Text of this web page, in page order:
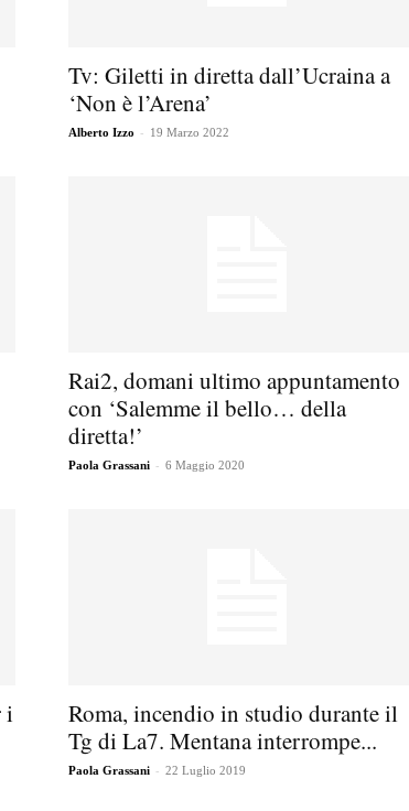
Tv: Giletti in diretta dall’Ucraina a
‘Non è l’Arena’
Alberto Izzo - 19 Marzo 2022
Rai2, domani ultimo appuntamento
con ‘Salemme il bello… della
diretta!’
Paola Grassani - 6 Maggio 2020
i
Roma, incendio in studio durante il
Tg di La7. Mentana interrompe...
Paola Grassani - 22 Luglio 2019